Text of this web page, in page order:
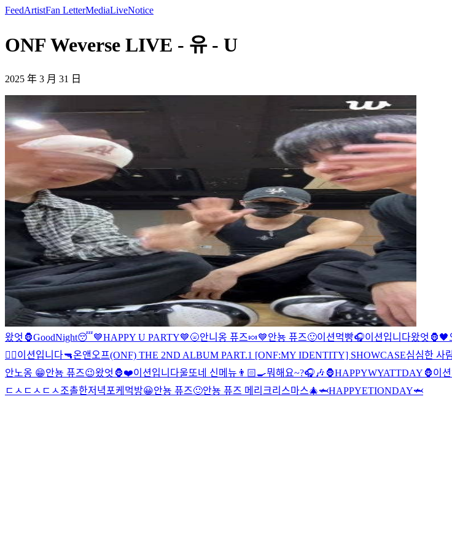
FeedArtistFan LetterMediaLiveNotice
ONF Weverse LIVE - 유 - U
2025 年 3 月 31 日
왔엇🦍GoodNight😴💙HAPPY U PARTY💙🌝안니옹 퓨즈🍬💙안뇽 퓨즈🙂이션먹빵🎧이션입니다왔엇🦍🖤
❤️‍🔥이션입니다🔫온앤오프(ONF) THE 2ND ALBUM PART.1 [ONF:MY IDENTITY] SHOWCASE심심한 사
안노옹 😁안뇽 퓨즈😉왔엇🦍❤️이션입니다울또네 신메뉴👨🏻‍🍳뭐해요~?🎧🎶 🦍HAPPYWYATTDAY🦍이
ㄷㅅㄷㅅ ㄷㅅ조촐한저녁포케먹방😀안뇽 퓨즈🙂안뇽 퓨즈 메리크리스마스🎄🦈HAPPYETIONDAY🦈